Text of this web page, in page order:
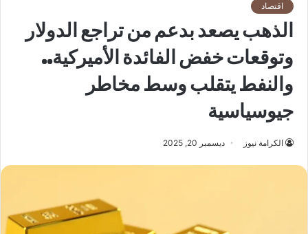
اقتصاد
الذهب يصعد بدعم من تراجع الدولار
وتوقعات خفض الفائدة الأميركية..
والنفط يتقلب وسط مخاطر
جيوسياسية
الكرامة نيوز ديسمبر 20, 2025